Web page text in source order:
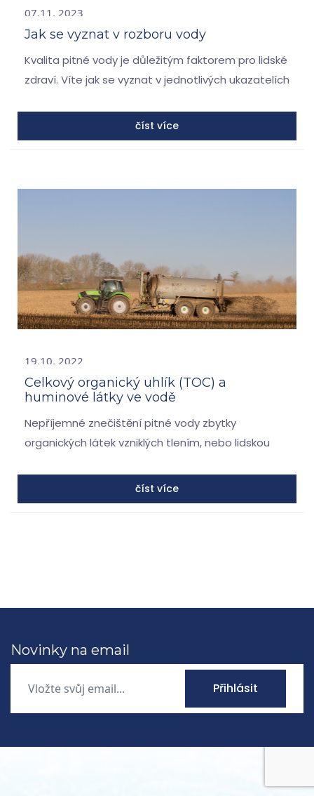
07.11. 2023
Jak se vyznat v rozboru vody
Kvalita pitné vody je důležitým faktorem pro lidské
zdraví. Víte jak se vyznat v jednotlivých ukazatelích
číst více
19.10. 2022
Celkový organický uhlík (TOC) a
huminové látky ve vodě
Nepříjemné znečištění pitné vody zbytky
organických látek vzniklých tlením, nebo lidskou
číst více
Novinky na email
Přihlásit